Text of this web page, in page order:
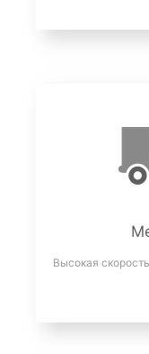
Высокая